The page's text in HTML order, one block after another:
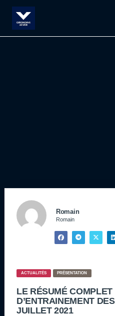
Romain
Romain
ACTUALITÉS PRÉSENTATION
LE RÉSUMÉ
D’ENTRAINEMENT
JUILLET 2021